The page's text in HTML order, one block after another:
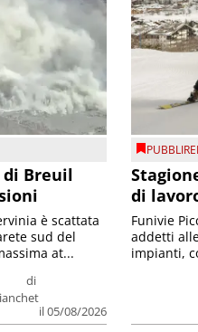
di Breuil
di
il 05/08/2026
è scattata
sud del
at...
di
Funivie
addetti
impianti,